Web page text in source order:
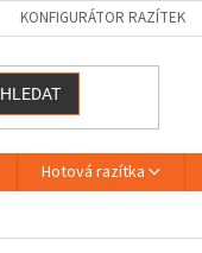
KONFIGURÁTOR RAZÍTEK
HLEDAT
Hotová razítka